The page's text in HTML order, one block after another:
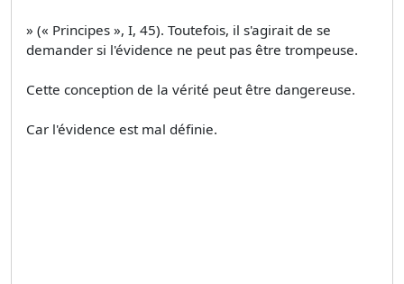
» (« Principes », I, 45). Toutefois, il s'agirait de se
demander si l'évidence ne peut pas être trompeuse.
Cette conception de la vérité peut être dangereuse.
Car l'évidence est mal définie.